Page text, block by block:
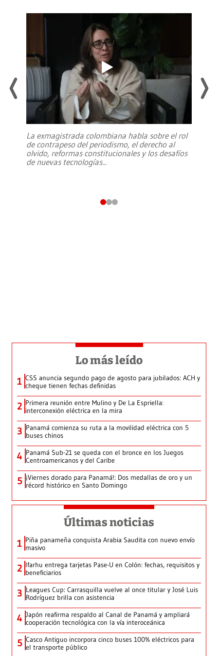
La exmagistrada colombiana habla sobre el rol
de contrapeso del periodismo, el derecho al
olvido, reformas constitucionales y los desafíos
de nuevas tecnologías...
Lo más leído
1 CSS anuncia segundo pago de agosto para jubilados: ACH y
cheque tienen fechas definidas
2 Primera reunión entre Mulino y De La Espriella:
interconexión eléctrica en la mira
3 Panamá comienza su ruta a la movilidad eléctrica con 5
buses chinos
4 Panamá Sub-21 se queda con el bronce en los Juegos
Centroamericanos y del Caribe
5 ¡Viernes dorado para Panamá!: Dos medallas de oro y un
récord histórico en Santo Domingo
Últimas noticias
1 Piña panameña conquista Arabia Saudita con nuevo envío
masivo
2 Ifarhu entrega tarjetas Pase-U en Colón: fechas, requisitos y
beneficiarios
3 Leagues Cup: Carrasquilla vuelve al once titular y José Luis
Rodríguez brilla con asistencia
4 Japón reafirma respaldo al Canal de Panamá y ampliará
cooperación tecnológica con la vía interoceánica
5 Casco Antiguo incorpora cinco buses 100% eléctricos para
el transporte público